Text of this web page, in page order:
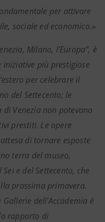
per attivare
sociale ed economico.»
Milano, l’Europa”, è
più prestigiose
per celebrare il
del Settecento; le
Venezia non potevano
prestiti. Le opere
di tornare esposte
terra del museo,
e del Settecento, che
prossima primavera.
dell'Accademia è
rapporto di